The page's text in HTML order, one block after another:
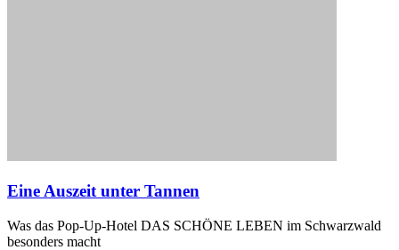
Eine Auszeit unter Tannen
Was das Pop-Up-Hotel DAS SCHÖNE LEBEN im Schwarzwald
besonders macht